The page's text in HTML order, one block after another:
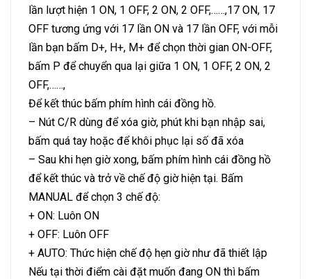
lần lượt hiện 1 ON, 1 OFF, 2 ON, 2 OFF,……,17 ON, 17
OFF tương ứng với 17 lần ON và 17 lần OFF, với mỗi
lần bạn bấm D+, H+, M+ để chọn thời gian ON-OFF,
bấm P để chuyển qua lại giữa 1 ON, 1 OFF, 2 ON, 2
OFF,……,
Để kết thúc bấm phím hình cái đồng hồ.
– Nút C/R dùng để xóa giờ, phút khi bạn nhập sai,
bấm quá tay hoặc để khôi phục lại số đã xóa
– Sau khi hẹn giờ xong, bấm phím hình cái đồng hồ
để kết thúc và trở về chế độ giờ hiện tại. Bấm
MANUAL để chọn 3 chế độ:
+ ON: Luôn ON
+ OFF: Luôn OFF
+ AUTO: Thức hiện chế độ hẹn giờ như đã thiết lập
Nếu tại thời điểm cài đặt muốn đang ON thì bấm